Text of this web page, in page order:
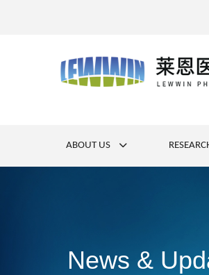
ABOUT US
News &